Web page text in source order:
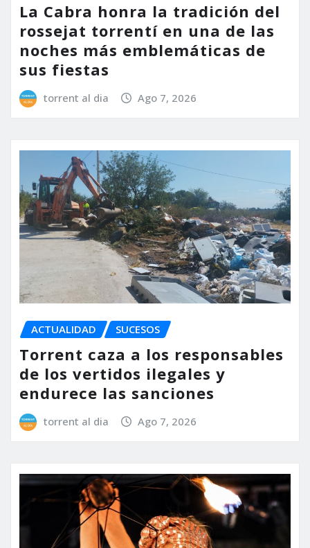
La Cabra honra la tradición del
rossejat torrentí en una de las
noches más emblemáticas de
sus fiestas
torrent al dia Ago 7, 2026
ACTUALIDAD SUCESOS
Torrent caza a los responsables
de los vertidos ilegales y
endurece las sanciones
torrent al dia Ago 7, 2026